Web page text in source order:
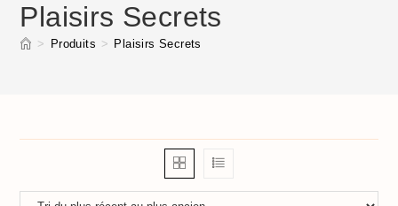
Plaisirs Secrets
> Produits > Plaisirs Secrets